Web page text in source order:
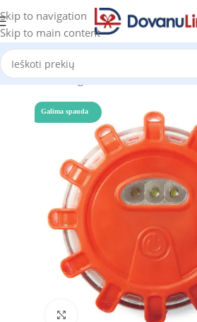
Skip to navigation
Skip to main content
Pradžia Katalogas Žibintuvėliai
Galima spauda
Click to enlarge